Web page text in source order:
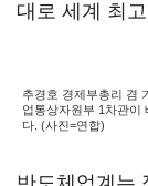
대로 세계 최
추경호 경제부총리 겸
업통상자원부 1차관이
다. (사진=연합)